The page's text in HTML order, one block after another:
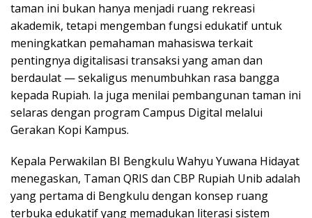
taman ini bukan hanya menjadi ruang rekreasi
akademik, tetapi mengemban fungsi edukatif untuk
meningkatkan pemahaman mahasiswa terkait
pentingnya digitalisasi transaksi yang aman dan
berdaulat — sekaligus menumbuhkan rasa bangga
kepada Rupiah. Ia juga menilai pembangunan taman ini
selaras dengan program Campus Digital melalui
Gerakan Kopi Kampus.
Kepala Perwakilan BI Bengkulu Wahyu Yuwana Hidayat
menegaskan, Taman QRIS dan CBP Rupiah Unib adalah
yang pertama di Bengkulu dengan konsep ruang
terbuka edukatif yang memadukan literasi sistem